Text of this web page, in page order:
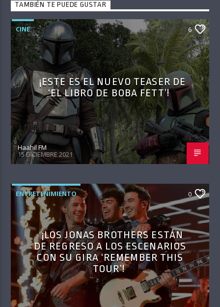
TAMBIÉN TE PUEDE GUSTAR
CINE 6
¡ESTE ES EL NUEVO TEASER DE
‘EL LIBRO DE BOBA FETT’!
Haahil FM
15 DICIEMBRE 2021
ENTRETENIMIENTO 0
¡LOS JONAS BROTHERS ESTÁN
DE REGRESO A LOS ESCENARIOS
CON SU GIRA ‘REMEMBER THIS
TOUR’!